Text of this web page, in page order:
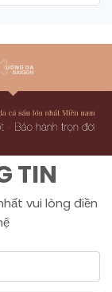
TIN
vui lòng điền